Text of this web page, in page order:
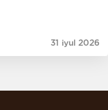
31 iyul 2026